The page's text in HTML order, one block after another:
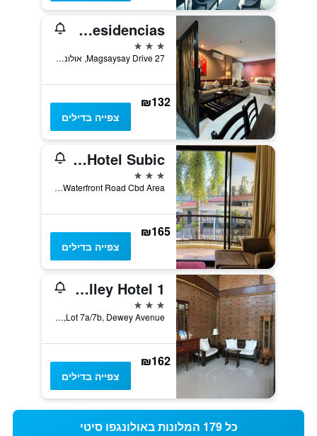
Subic Residencias
3 כוכבים
27 Magsaysay Drive, אולונגפו סיטי, פיליפינים
₪132
צפייה בדילים
Bayfront Hotel Subic
3 כוכבים
Block 19 Lot 1 Moonbay Marina Waterfront Road Cbd Area, אולונגפו סיטי, פיליפינים
₪165
צפייה בדילים
Mango Valley Hotel 1
3 כוכבים
Lot 7a/7b, Dewey Avenue, אולונגפו סיטי, פיליפינים
₪162
צפייה בדילים
כל 179 המלונות באולונגפו סיטי